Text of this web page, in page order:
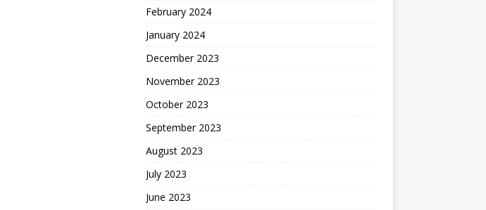
February 2024
January 2024
December 2023
November 2023
October 2023
September 2023
August 2023
July 2023
June 2023